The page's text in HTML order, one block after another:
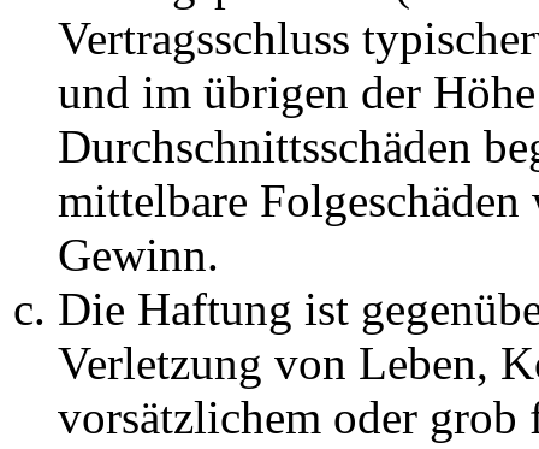
Vertragsschluss
und im übrigen der
Durchschnittsschäden
mittelbare Folgeschäden
Gewinn.
Die Haftung ist
Verletzung von Leben,
vorsätzlichem oder grob